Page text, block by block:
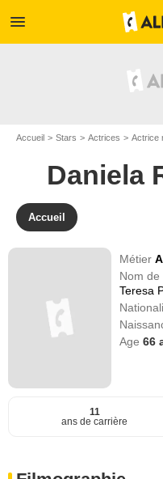
menu
Accueil Stars Actrices Actrice
Daniela
Accueil
Métier
Nom de
Teresa
Age66
11
ans de carrière